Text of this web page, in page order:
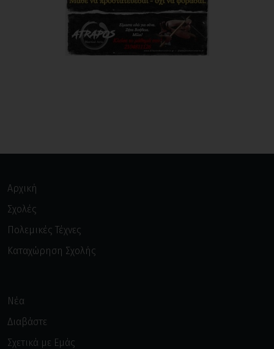
Αρχική
Σχολές
Πολεμικές Τέχνες
Καταχώρηση Σχολής
Νέα
Διαβάστε
Σχετικά με Εμάς